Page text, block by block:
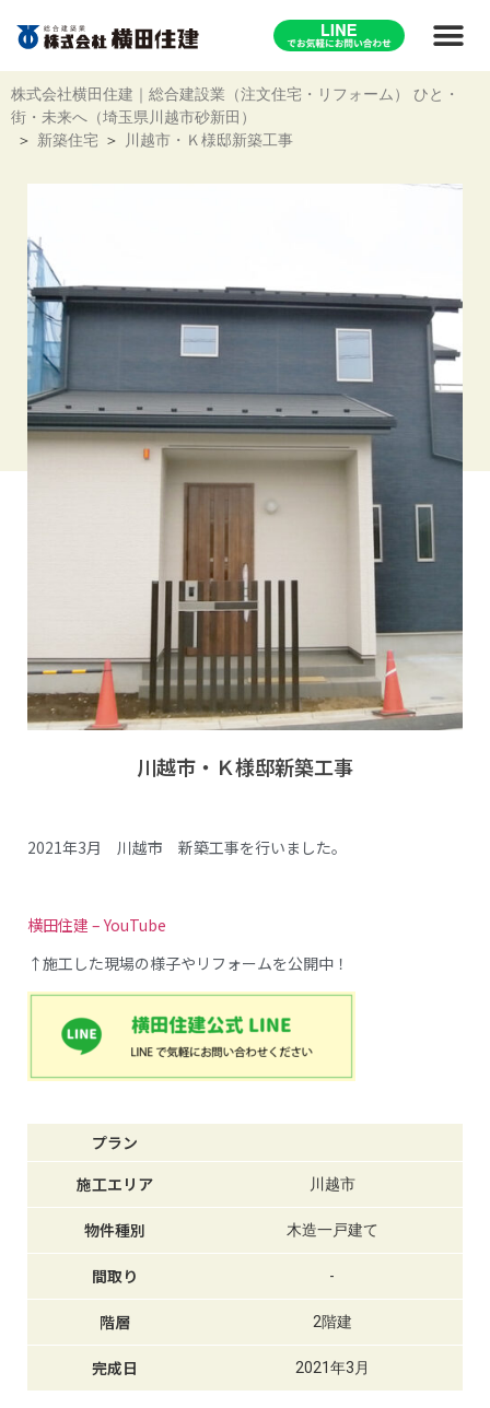
株式会社横田住建｜総合建設業（注文住宅・リフォーム） ひと・
街・未来へ（埼玉県川越市砂新田）
新築住宅
川越市・Ｋ様邸新築工事
川越市・Ｋ様邸新築工事
2021年3月 川越市 新築工事を行いました。
横田住建 – YouTube
↑施工した現場の様子やリフォームを公開中！
プラン
施工エリア
川越市
物件種別 木造一戸建て
間取り -
階層 2階建
完成日 2021年3月